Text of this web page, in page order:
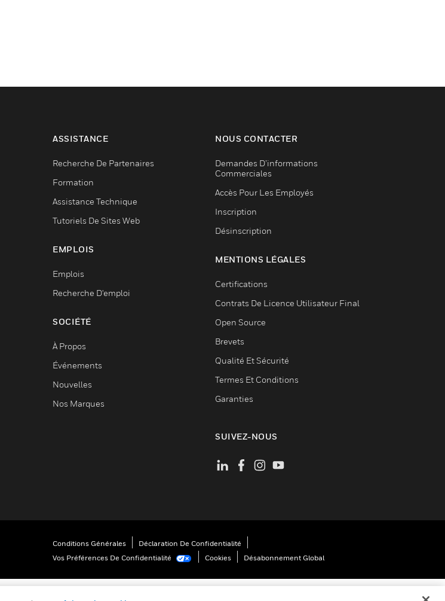
ASSISTANCE
Recherche De Partenaires
Formation
Assistance Technique
Tutoriels De Sites Web
EMPLOIS
Emplois
Recherche D'emploi
SOCIÉTÉ
À Propos
Événements
Nouvelles
Nos Marques
NOUS CONTACTER
Demandes D’informations
Commerciales
Accès Pour Les Employés
Inscription
Désinscription
MENTIONS LÉGALES
Certifications
Contrats De Licence Utilisateur Final
Open Source
Brevets
Qualité Et Sécurité
Termes Et Conditions
Garanties
SUIVEZ-NOUS
Conditions Générales
Déclaration De Confidentialité
Vos Préférences De Confidentialité
Cookies Désabonnement Global